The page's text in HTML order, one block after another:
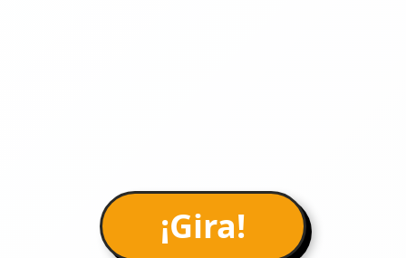
¡Gira!